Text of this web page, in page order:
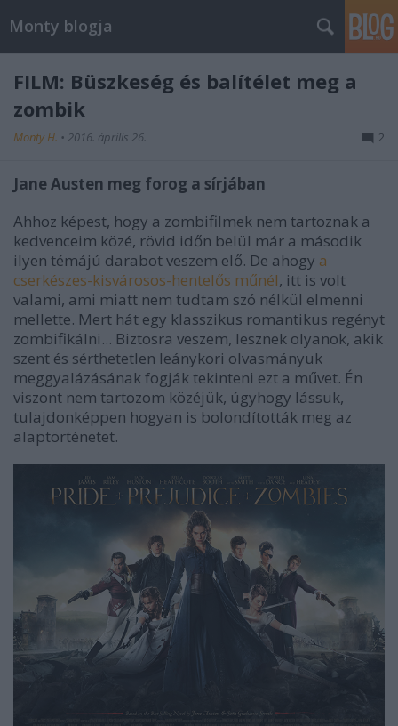
Monty blogja
FILM: Büszkeség és balítélet meg a
zombik
Monty H. • 2016. április 26. 2
Jane Austen meg forog a sírjában
Ahhoz képest, hogy a zombifilmek nem tartoznak a
kedvenceim közé, rövid időn belül már a második
ilyen témájú darabot veszem elő. De ahogy a
cserkészes-kisvárosos-hentelős műnél, itt is volt
valami, ami miatt nem tudtam szó nélkül elmenni
mellette. Mert hát egy klasszikus romantikus regényt
zombifikálni... Biztosra veszem, lesznek olyanok, akik
szent és sérthetetlen leánykori olvasmányuk
meggyalázásának fogják tekinteni ezt a művet. Én
viszont nem tartozom közéjük, úgyhogy lássuk,
tulajdonképpen hogyan is bolondították meg az
alaptörténetet.